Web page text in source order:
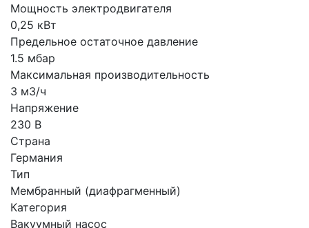
Мощность электродвигателя
0,25 кВт
Предельное остаточное давление
1.5 мбар
Максимальная производительность
3 м3/ч
Напряжение
230 В
Страна
Германия
Тип
Мембранный (диафрагменный)
Категория
Вакуумный насос